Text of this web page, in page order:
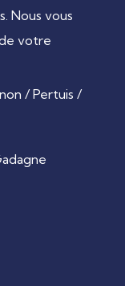
Nous vous
votre
/ Pertuis /